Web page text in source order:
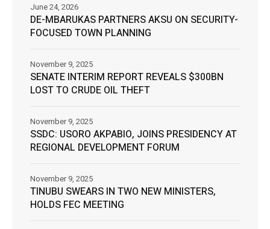
DE-MBARUKAS PARTNERS AKSU ON SECURITY-
FOCUSED TOWN PLANNING
June 24, 2026
SENATE INTERIM REPORT REVEALS $300BN
LOST TO CRUDE OIL THEFT
November 9, 2025
SSDC: USORO AKPABIO, JOINS PRESIDENCY AT
REGIONAL DEVELOPMENT FORUM
November 9, 2025
TINUBU SWEARS IN TWO NEW MINISTERS,
HOLDS FEC MEETING
November 9, 2025